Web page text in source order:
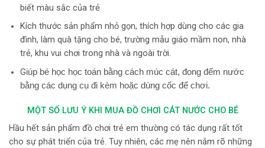
biết màu sắc của trẻ
Kích thước sản phẩm nhỏ gọn, thích hợp dùng cho các gia
đình, làm quà tặng cho bé, trường mẫu giáo mầm non, nhà
trẻ, khu vui chơi trong nhà và ngoài trời.
Giúp bé học học toán bằng cách múc cát, đong đếm nước
bằng các dụng cụ đi kèm hoặc dùng cốc để chơi.
MỘT SỐ LƯU Ý KHI MUA ĐỒ CHƠI CÁT NƯỚC CHO BÉ
Hầu hết sản phẩm đồ chơi trẻ em thường có tác dụng rất tốt
cho sự phát triển của trẻ. Tuy nhiên, các mẹ nên nắm rõ những